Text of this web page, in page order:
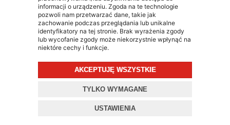
informacji o urządzeniu. Zgoda na te technologie
pozwoli nam przetwarzać dane, takie jak
zachowanie podczas przeglądania lub unikalne
identyfikatory na tej stronie. Brak wyrażenia zgody
lub wycofanie zgody może niekorzystnie wpłynąć na
niektóre cechy i funkcje.
AKCEPTUJĘ WSZYSTKIE
TYLKO WYMAGANE
USTAWIENIA
RALLY-TECH SP. Z O.O.
UL. LIPNICKA 62/1A
43-300 BIELSKO-BIAŁA
© 2026 RALLY-TECH.PL